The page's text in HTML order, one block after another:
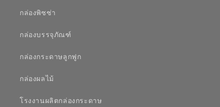
กล่องพิซซ่า
กล่องบรรจุภัณฑ์
กล่องกระดาษลูกฟูก
กล่องผลไม้
โรงงานผลิตกล่องกระดาษ